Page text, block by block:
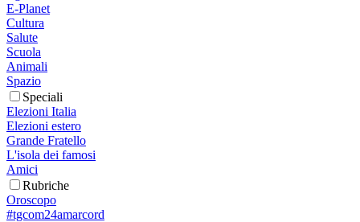
E-Planet
Cultura
Salute
Scuola
Animali
Spazio
Speciali
Elezioni Italia
Elezioni estero
Grande Fratello
L'isola dei famosi
Amici
Rubriche
Oroscopo
#tgcom24amarcord